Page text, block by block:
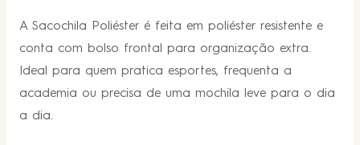
A Sacochila Poliéster é feita em poliéster resistente e
conta com bolso frontal para organização extra.
Ideal para quem pratica esportes, frequenta a
academia ou precisa de uma mochila leve para o dia
a dia.